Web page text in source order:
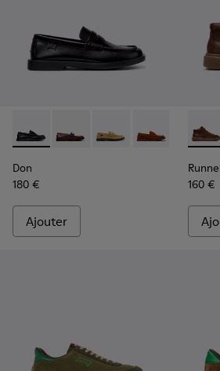
Don - K101014-004 - Chaussures en
Don - K101014-008
Don - K101014-003
Don - Don -
Don
180 €
Ajouter
160 €